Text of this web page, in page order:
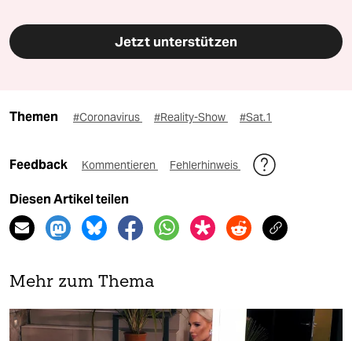
Jetzt unterstützen
Themen #Coronavirus #Reality-Show #Sat.1
Feedback Kommentieren Fehlerhinweis
Diesen Artikel teilen
Mehr zum Thema